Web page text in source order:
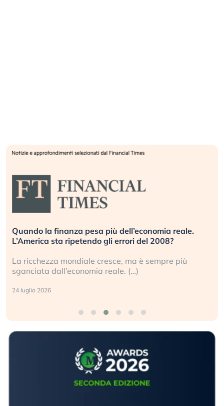
Quando la finanza pesa più dell’economia reale.
L’America sta ripetendo gli errori del 2008?
La ricchezza mondiale cresce, ma è sempre più
sganciata dall’economia reale. (…)
24 luglio 2026